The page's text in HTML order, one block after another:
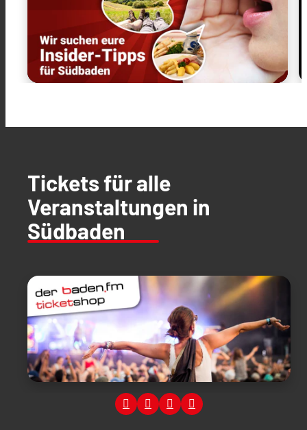
Tickets für alle
Veranstaltungen in
Südbaden